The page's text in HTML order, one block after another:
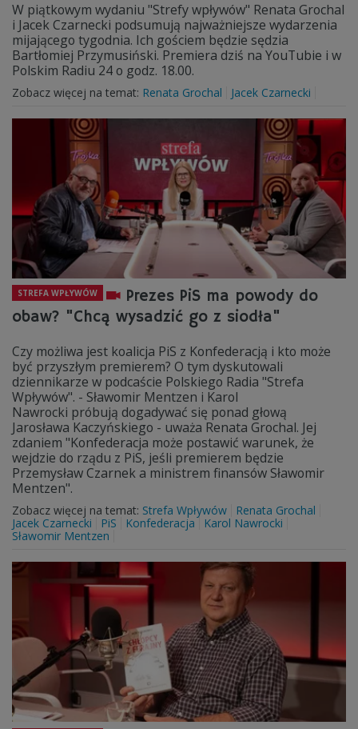
W piątkowym wydaniu "Strefy wpływów" Renata Grochal
i Jacek Czarnecki podsumują najważniejsze wydarzenia
mijającego tygodnia. Ich gościem będzie sędzia
Bartłomiej Przymusiński. Premiera dziś na YouTubie i w
Polskim Radiu 24 o godz. 18.00.
Zobacz więcej na temat: Renata Grochal Jacek Czarnecki
STREFA WPŁYWÓW
Prezes PiS ma powody do
obaw? "Chcą wysadzić go z siodła"
Czy możliwa jest koalicja PiS z Konfederacją i kto może
być przyszłym premierem? O tym dyskutowali
dziennikarze w podcaście Polskiego Radia "Strefa
Wpływów". - Sławomir Mentzen i Karol
Nawrocki próbują dogadywać się ponad głową
Jarosława Kaczyńskiego - uważa Renata Grochal. Jej
zdaniem "Konfederacja może postawić warunek, że
wejdzie do rządu z PiS, jeśli premierem będzie
Przemysław Czarnek a ministrem finansów Sławomir
Mentzen".
Zobacz więcej na temat: Strefa Wpływów
Renata Grochal
Jacek Czarnecki
PiS Konfederacja
Karol Nawrocki
Sławomir Mentzen